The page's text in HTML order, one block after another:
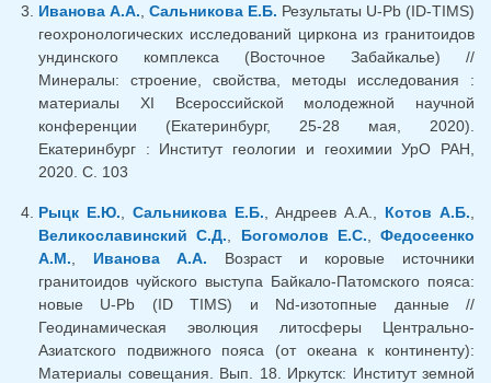
Иванова А.А. Сальникова Е.Б. Результаты U-Pb (ID-TIMS)
геохронологических исследований циркона из гранитоидов
ундинского комплекса (Восточное Забайкалье) //
Минералы: строение, свойства, методы исследования :
материалы XI Всероссийской молодежной научной
конференции (Екатеринбург, 25-28 мая, 2020).
Екатеринбург : Институт геологии и геохимии УрО РАН,
2020. C. 103
Рыцк Е.Ю. Сальникова Е.Б. , Андреев А.А., Котов А.Б.
Великославинский С.Д.
Богомолов Е.С.
Федосеенко
А.М.
Иванова А.А. Возраст и коровые источники
гранитоидов чуйского выступа Байкало-Патомского пояса:
новые U-Pb (ID TIMS) и Nd-изотопные данные //
Геодинамическая эволюция литосферы Центрально-
Азиатского подвижного пояса (от океана к континенту):
Материалы совещания. Вып. 18. Иркутск: Институт земной